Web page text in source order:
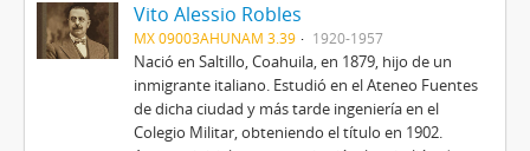
Vito Alessio Robles
MX 09003AHUNAM 3.39 1920-1957
Nació en Saltillo, Coahuila, en 1879, hijo de un
inmigrante italiano. Estudió en el Ateneo Fuentes
de dicha ciudad y más tarde ingeniería en el
Colegio Militar, obteniendo el título en 1902.